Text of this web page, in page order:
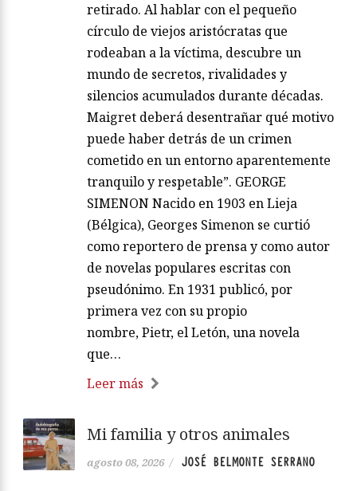
retirado. Al hablar con el pequeño
círculo de viejos aristócratas que
rodeaban a la víctima, descubre un
mundo de secretos, rivalidades y
silencios acumulados durante décadas.
Maigret deberá desentrañar qué motivo
puede haber detrás de un crimen
cometido en un entorno aparentemente
tranquilo y respetable”. GEORGE
SIMENON Nacido en 1903 en Lieja
(Bélgica), Georges Simenon se curtió
como reportero de prensa y como autor
de novelas populares escritas con
pseudónimo. En 1931 publicó, por
primera vez con su propio
nombre, Pietr, el Letón, una novela
que…
Leer más
Mi familia y otros animales
agosto 08, 2026 / JOSÉ BELMONTE SERRANO